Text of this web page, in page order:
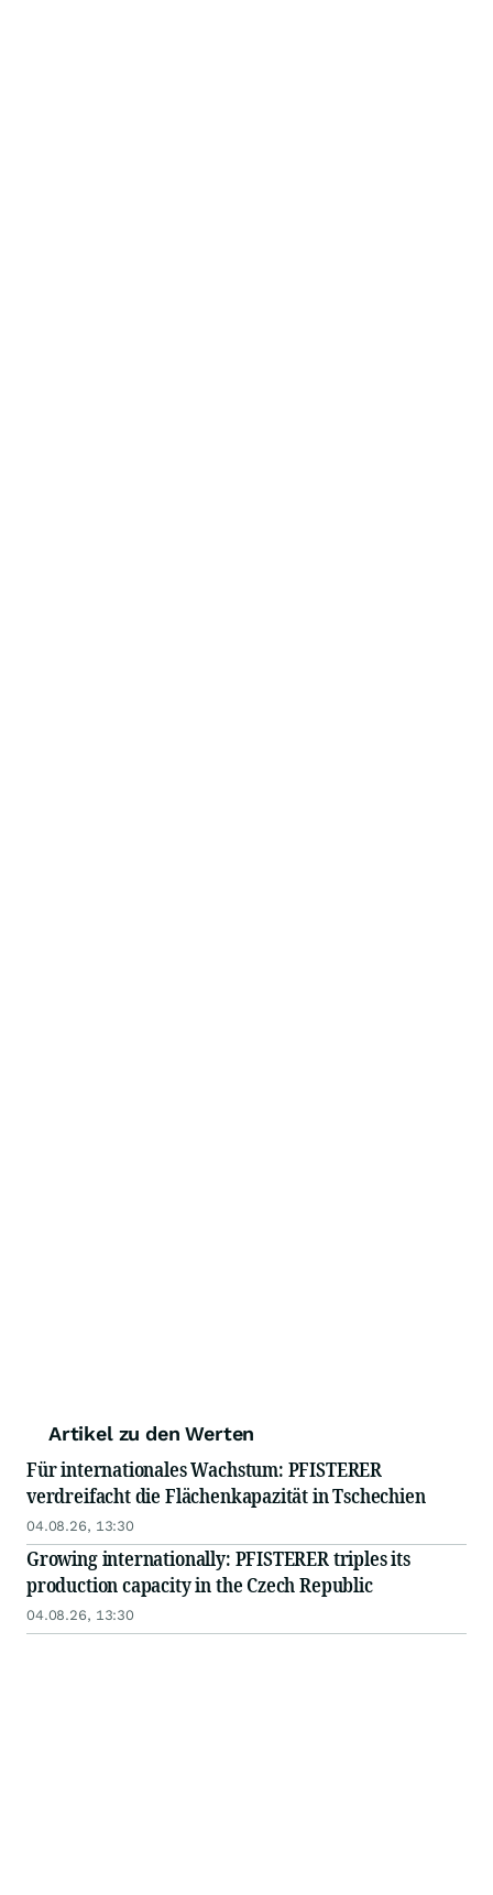
Artikel zu den Werten
Für internationales Wachstum: PFISTERER
verdreifacht die Flächenkapazität in Tschechien
04.08.26, 13:30
Growing internationally: PFISTERER triples its
production capacity in the Czech Republic
04.08.26, 13:30